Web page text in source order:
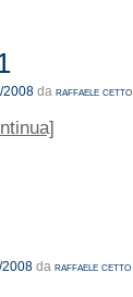
2008 da raffaele cetto
2008 da raffaele cetto